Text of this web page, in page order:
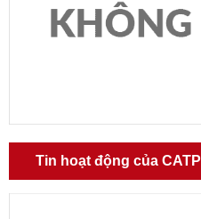
Tin hoạt động của CATP